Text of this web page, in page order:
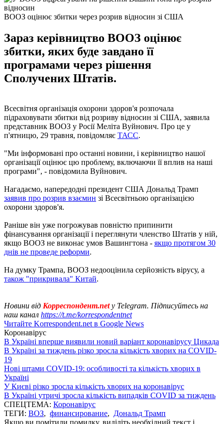
ВООЗ оцінює збитки через розрив відносин зі США
Зараз керівництво ВООЗ оцінює
збитки, яких буде завдано її
програмами через рішення
Сполучених Штатів.
Всесвітня організація охорони здоров'я розпочала
підраховувати збитки від розриву відносин зі США, заявила
представник ВООЗ у Росії Меліта Вуйнович. Про це у
п'ятницю, 29 травня, повідомляє ТАСС.
"Ми інформовані про останні новини, і керівництво нашої
організації оцінює цю проблему, включаючи її вплив на наші
програми", - повідомила Вуйнович.
Нагадаємо, напередодні президент США Дональд Трамп
заявив про розрив взаємин зі Всесвітньою організацією
охорони здоров'я.
Раніше він уже погрожував повністю припинити
фінансування організації і переглянути членство Штатів у ній,
якщо ВООЗ не виконає умов Вашингтона - якщо протягом 30
днів не проведе реформи.
На думку Трампа, ВООЗ недооцінила серйозність вірусу, а
також "прикривала" Китай.
Новини від Корреспондент.netу Telegram. Підписуйтесь на
наш канал https://t.me/korrespondentnet
Читайте Korrespondent.net в Google News
Коронавірус
В Україні вперше виявили новий варіант коронавірусу Цикада
В Україні за тиждень різко зросла кількість хворих на COVID-
19
Нові штами COVID-19: особливості та кількість хворих в
Україні
У Києві різко зросла кількість хворих на коронавірус
В Україні утричі зросла кількість випадків COVID за тиждень
СПЕЦТЕМА: Коронавірус
ТЕГИ: ВОЗ, финансирование, Дональд Трамп
Якщо ви помітили помилку, виділіть необхідний текст і